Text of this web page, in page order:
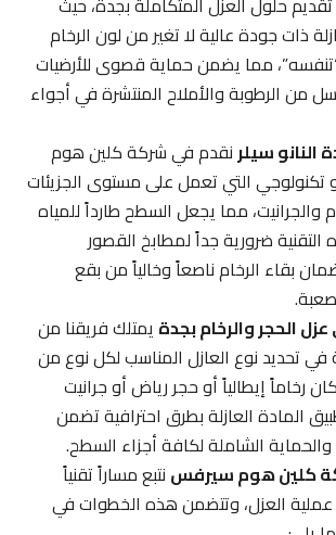
ذات جودة عالية لا تغير من لون الرخام
مما يضمن حماية قصوى للأرضيات
من الرطوبة والأملاح المنتشرة في أجواء
سيلرنقدم في شركة كلين هوم
التي تعمل على مستوى الجزيئات
مما يجعل السطح طارداً للمياه
ضرورية جداً لمطابخ القصور
بقاء الرخام ناصعاً وخالياً من بقع
والرخام بجدةيمتلك فريقنا من
تحديد نوع العازل المناسب لكل نوع من
رخاماً إيطالياً أو حجر رياض أو جرانيت
المادة العازلة بطرق احترافية تضمن
الشاملة لكافة أجزاء السطح.
هوم سيرفسنتبع مساراً تقنياً
العزل، وتتضمن هذه الخطوات في